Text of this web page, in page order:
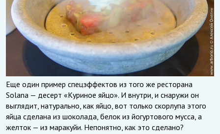
Еще один пример спецэффектов из того же ресторана
Solana — десерт «Куриное яйцо». И внутри, и снаружи он
выглядит, натурально, как яйцо, вот только скорлупа этого
яйца сделана из шоколада, белок из йогуртового мусса, а
желток — из маракуйи. Непонятно, как это сделано?